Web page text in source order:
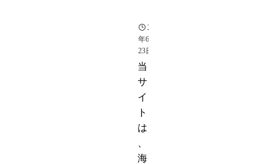
2015
年6月
23日
当
サ
イ
ト
は
海